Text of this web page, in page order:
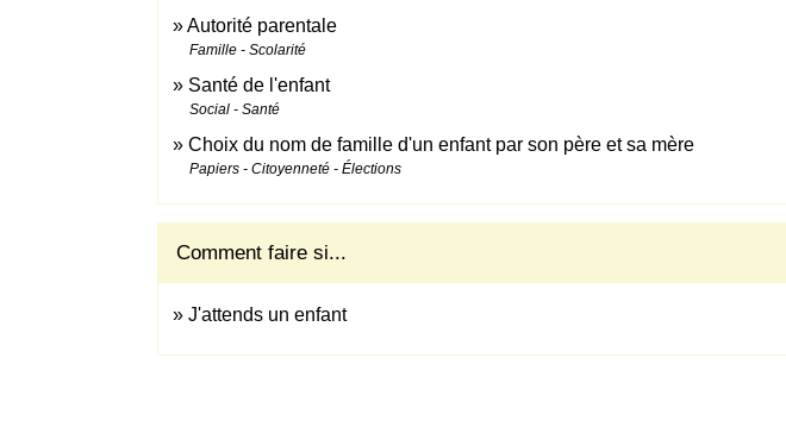
Autorité parentale
Famille - Scolarité
Santé de l'enfant
Social - Santé
Choix du nom de famille d'un enfant par son père et sa mère
Papiers - Citoyenneté - Élections
Comment faire si...
J'attends un enfant